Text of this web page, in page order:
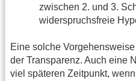
zwischen 2. und 3.
widerspruchsfreie
Eine solche
der Transparenz. Auch eine
viel späteren Zeitpunkt,